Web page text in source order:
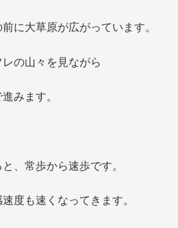
に大草原が広がっています。
の山々を見ながら
みます。
、常歩から速歩です。
度も速くなってきます。